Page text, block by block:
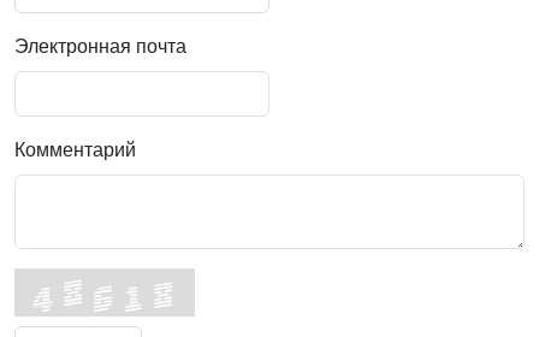
Электронная почта
Комментарий